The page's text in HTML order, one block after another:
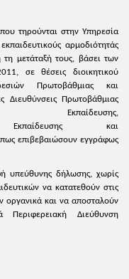
τηρούνται στην Υπηρεσία
αρμοδιότητάς
τη μετάταξή τους, βάσει των
σε θέσεις διοικητικού
Πρωτοβάθμιας και
Διευθύνσεις Πρωτοβάθμιας
Εκπαίδευσης και
επιβεβαιώσουν εγγράφως
υπεύθυνης δήλωσης, χωρίς
να κατατεθούν στις
οργανικά και να αποσταλούν
Διεύθυνση